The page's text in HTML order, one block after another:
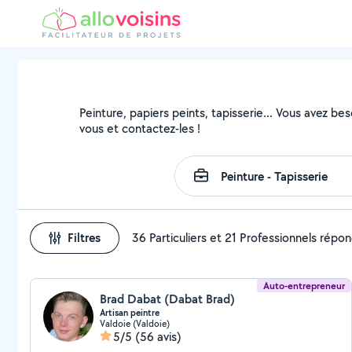
Peinture, papiers peints, tapisserie... Vous avez
vous et contactez-les !
Filtres 36 Particuliers et 21 Professionnels
Auto-entrepreneur
Brad Dabat (Dabat Brad)
Artisan peintre
Valdoie (Valdoie)
5/5 (56 avis)